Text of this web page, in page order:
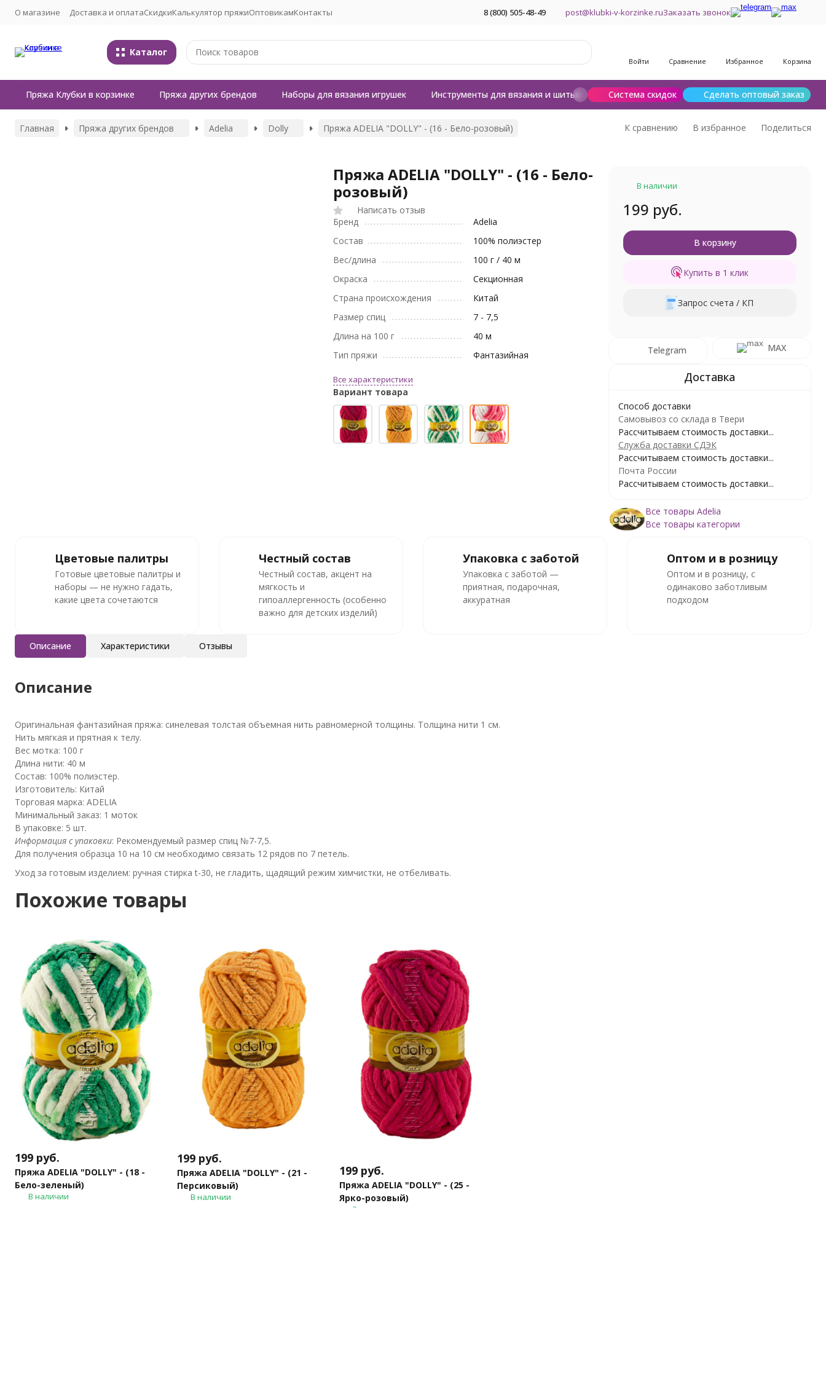
О магазине Доставка и оплатаСкидкиКалькулятор пряжиОптовикамКонтакты 8 (800) 505-48-49 post@klubki-v-korzinke.ruЗаказать звонок
Каталог
Войти Сравнение Избранное Корзина
Система скидок Сделать оптовый заказ
Пряжа Клубки в корзинке Пряжа других брендов Наборы для вязания игрушек Инструменты для вязания и шитья Шерсть для валяния
Главная Пряжа других брендов Adelia Dolly Пряжа ADELIA "DOLLY" - (16 - Бело-розовый) К сравнению В избранное Поделиться
Пряжа ADELIA "DOLLY" - (16 - Бело-
розовый)
Написать отзыв
Бренд
Adelia
Состав
100% полиэстер
Вес/длина
100 г / 40 м
Окраска
Секционная
Страна происхождения
Китай
Размер спиц
7 - 7,5
Длина на 100 г
40 м
Тип пряжи
Фантазийная
Все характеристики
Вариант товара
В наличии
199 руб.
В корзину
Купить в 1 клик
Запрос счета / КП
Telegram MAX
Способ доставки
Самовывоз со склада в Твери
Рассчитываем стоимость доставки...
Служба доставки СДЭК
Рассчитываем стоимость доставки...
Почта России
Рассчитываем стоимость доставки...
Все товары Adelia
Все товары категории
Цветовые палитры
Готовые цветовые палитры и
наборы — не нужно гадать,
какие цвета сочетаются
Честный состав
Честный состав, акцент на
мягкость и
гипоаллергенность (особенно
важно для детских изделий)
Упаковка с заботой
Упаковка с заботой —
приятная, подарочная,
аккуратная
Оптом и в розницу
Оптом и в розницу, с
одинаково заботливым
подходом
Описание Характеристики Отзывы
Описание
Оригинальная фантазийная пряжа: синелевая толстая объемная нить равномерной толщины. Толщина нити 1 см.
Нить мягкая и прятная к телу.
Вес мотка: 100 г
Длина нити: 40 м
Состав: 100% полиэстер.
Изготовитель: Китай
Торговая марка: ADELIA
Минимальный заказ: 1 моток
В упаковке: 5 шт.
Информация с упаковки: Рекомендуемый размер спиц №7-7,5.
Для получения образца 10 на 10 см необходимо связать 12 рядов по 7 петель.
Уход за готовым изделием: ручная стирка t-30, не гладить, щадящий режим химчистки, не отбеливать.
Похожие товары
199 руб.
Пряжа ADELIA "DOLLY" - (18 -
Бело-зеленый)
В наличии
199 руб.
Пряжа ADELIA "DOLLY" - (21 -
Персиковый)
В наличии
199 руб.
Пряжа ADELIA "DOLLY" - (25 -
Ярко-розовый)
В наличии